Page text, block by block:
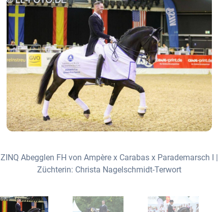
ZINQ Abegglen FH von Ampère x Carabas x Parademarsch I |
Züchterin: Christa Nagelschmidt-Terwort